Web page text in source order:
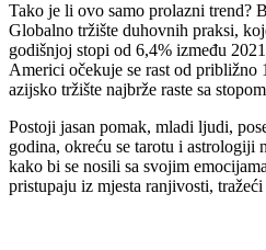
Tako je li ovo samo prolazni trend?
Globalno tržište duhovnih praksi,
godišnjoj stopi od 6,4% između
Americi očekuje se rast od približno
azijsko tržište najbrže raste sa
Postoji jasan pomak, mladi ljudi,
godina, okreću se tarotu i astrologiji
kako bi se nosili sa svojim
pristupaju iz mjesta ranjivosti,